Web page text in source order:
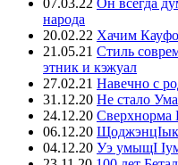
07.03.22 Он всегда
народа
20.02.22 Хачим
21.05.21 Стиль
этник и кэжуал
27.02.21 Навечно с
31.12.20 Не стало
24.12.20 Сверхнорма
06.12.20
04.12.20 Уэ умыщI